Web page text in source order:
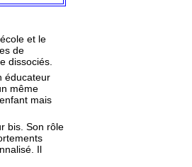
et le
de
dissociés.
éducateur
même
mais
bis. Son rôle
Il